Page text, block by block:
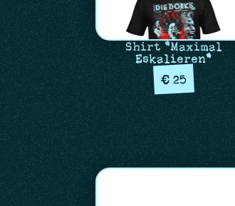
Shirt "Maximal
Eskalieren"
€ 25